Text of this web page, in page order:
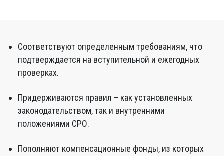
Соответствуют определенным требованиям, что
подтверждается на вступительной и ежегодных
проверках.
Придерживаются правил – как установленных
законодательством, так и внутренними
положениями СРО.
Пополняют компенсационные фонды, из которых